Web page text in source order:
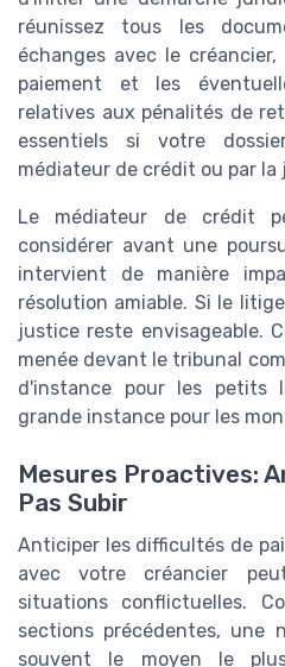
réunissez tous les
échanges avec le
paiement et les
relatives aux pénalités de
essentiels si votre
médiateur de crédit ou par la
Le médiateur de crédit
considérer avant une
intervient de manière
résolution amiable. Si le
justice reste envisageable.
menée devant le tribunal
d'instance pour les petits
grande instance pour les
Mesures Proactives:
Pas Subir
Anticiper les difficultés de
avec votre créancier
situations conflictuelles.
sections précédentes, une
souvent le moyen le